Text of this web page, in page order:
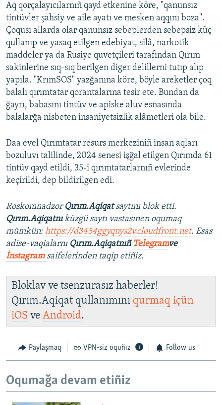
Aq qorçalayıcılarnıñ qayd etkenine köre, "qanunsız
tintüvler şahsiy ve aile ayatı ve mesken aqqını boza".
Çoqusı allarda olar qanunsız sebeplerden sebepsiz küç
qullanıp ve yasaq etilgen edebiyat, silâ, narkotik
maddeler ya da Rusiye quvetçileri tarafından Qırım
sakinlerine sıq-sıq berilgen diger delillerni tutıp alıp
yapıla. "KrımSOS" yazğanına köre, böyle areketler çoq
balalı qırımtatar qorantalarına tesir ete. Bundan da
ğayrı, babasını tintüv ve apiske aluv esnasında
balalarğa nisbeten insaniyetsizlik alâmetleri ola bile.
Daa evel Qırımtatar resurs merkeziniñ insan aqları
bozuluvı talilinde, 2024 senesi işğal etilgen Qırımda 61
tintüv qayd etildi, 35-i qırımtatarlarnıñ evlerinde
keçirildi, dep bildirilgen edi.
Roskomnadzor Qırım.Aqiqatsaytını blok etti.
Qırım.Aqiqatnıküzgü saytı vastasınen oqumaq
mümkün:https://d3454ggyqnys2v.cloudfront.net. Esas
adise-vaqialarnı Qırım.Aqiqatnıñ Telegramve
İnstagram saifelerinden taqip etiñiz.
Bloklav ve tsenzurasız haberler!
Qırım.Aqiqat qullanımını qurmaq içün
iOS ve Android.
Paylaşmaq VPN-siz oquñız Follow us
Oqumağa devam etiñiz